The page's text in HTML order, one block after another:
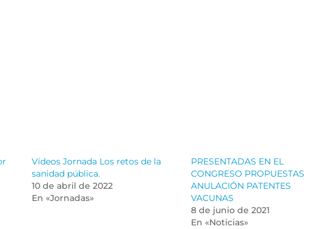
Vídeos Jornada Los retos de la
sanidad pública.
10 de abril de 2022
En «Jornadas»
PRESENTADAS EN EL
CONGRESO PROPUESTAS
ANULACIÓN PATENTES
VACUNAS
8 de junio de 2021
En «Noticias»